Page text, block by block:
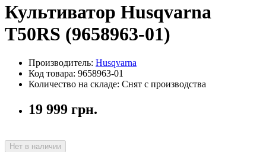
Культиватор Husqvarna
T50RS (9658963-01)
Производитель: Husqvarna
Код товара: 9658963-01
Количество на складе: Снят с производства
19 999 грн.
Нет в наличии